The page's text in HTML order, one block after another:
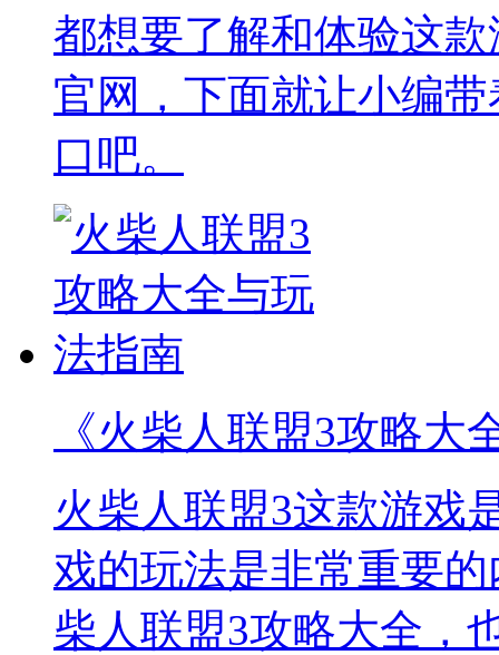
都想要了解和体验这
官网，下面就让小编
口吧。
《火柴人联盟3攻略大
火柴人联盟3这款游戏
戏的玩法是非常重要
柴人联盟3攻略大全，